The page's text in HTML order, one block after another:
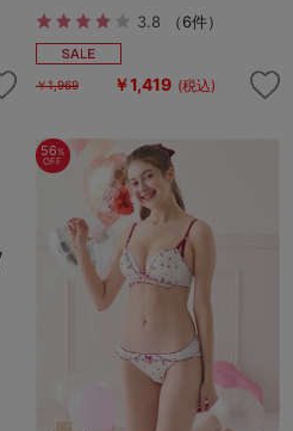
3.8 （6件）
￥1,969 ￥1,419 (税込)
56%
OFF